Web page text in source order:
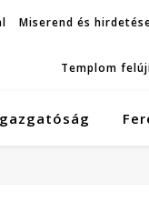
Miserend és
Templom